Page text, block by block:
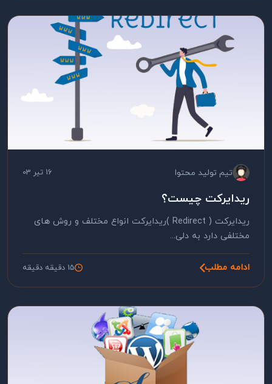
تیم تولید محتوا 16 تیر 03
ریدایرکت چیست؟
ریدایرکت ( Redirect )ریدایرکت انواع مختلف و روش های
مختلفی دارد به دلی...
ادامه مطلب 15 دقیقه دقیقه